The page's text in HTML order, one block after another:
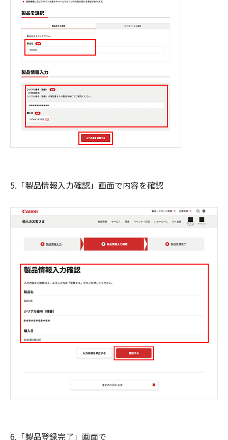
5.「製品情報入力確認」画面で内容を確認
6.「製品登録完了」画面で